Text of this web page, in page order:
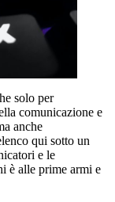
solo per
comunicazione e
anche
qui sotto un
e le
è alle prime armi e